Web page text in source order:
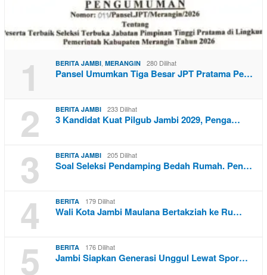
1 BERITA JAMBI MERANGIN 280 Dilihat
Pansel Umumkan Tiga Besar JPT Pratama Pe…
2 BERITA JAMBI 233 Dilihat
3 Kandidat Kuat Pilgub Jambi 2029, Penga…
3 BERITA JAMBI 205 Dilihat
Soal Seleksi Pendamping Bedah Rumah. Pen…
4 BERITA 179 Dilihat
Wali Kota Jambi Maulana Bertakziah ke Ru…
5 BERITA 176 Dilihat
Jambi Siapkan Generasi Unggul Lewat Spor…